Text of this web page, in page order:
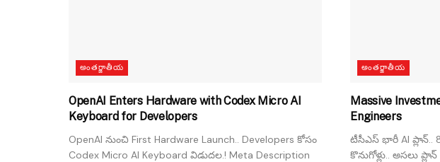
అంతర్జాతీయ
OpenAI Enters Hardware with Codex Micro AI
Keyboard for Developers
OpenAI నుంచి First Hardware Launch.. Developers కోసం
Codex Micro AI Keyboard విడుదల.! Meta Description
అంతర్జాతీయ
Massive
Engineers
టీసీఎస్ భారీ AI ప్లాన్..
కొనుగోళ్లు.. అసలు